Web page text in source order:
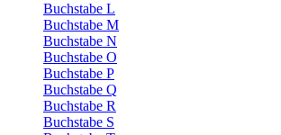
Buchstabe L
Buchstabe M
Buchstabe N
Buchstabe O
Buchstabe P
Buchstabe Q
Buchstabe R
Buchstabe S